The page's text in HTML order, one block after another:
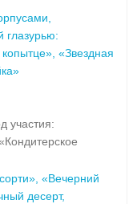
глазурью:
«Звездная
участия:
«Вечерний
десерт,